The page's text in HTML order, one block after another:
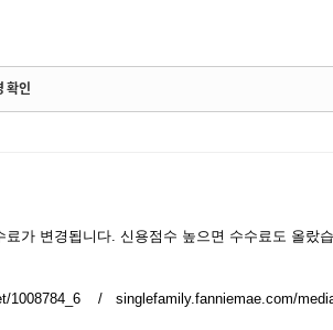
확인
가 변경됩니다. 신용점수 높으면 수수료도 올랐
1008784_6 / singlefamily.fanniemae.com/